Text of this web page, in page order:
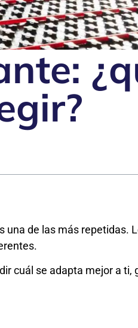
una de las más repetidas.
cuál se adapta mejor a ti,